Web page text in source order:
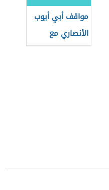
مواقف أبي أيوب
الأنصاري مع
الرسول الكريم